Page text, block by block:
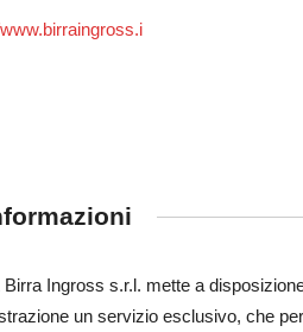
Birra Ingross s.r.l. mette a
un servizio esclusivo, che